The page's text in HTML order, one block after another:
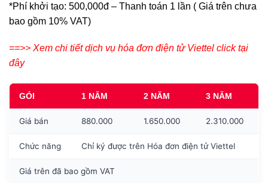
*Phí khởi tạo: 500,000đ – Thanh toán 1 lần ( Giá trên chưa
bao gồm 10% VAT)
==>> Xem chi tiết dịch vụ hóa đơn điện tử Viettel click tại
đây
GÓI 1 NĂM 2 NĂM 3 NĂM
Giá bán 880.000 1.650.000 2.310.000
Chức năng Chỉ ký được trên Hóa đơn điện tử Viettel
Giá trên đã bao gồm VAT